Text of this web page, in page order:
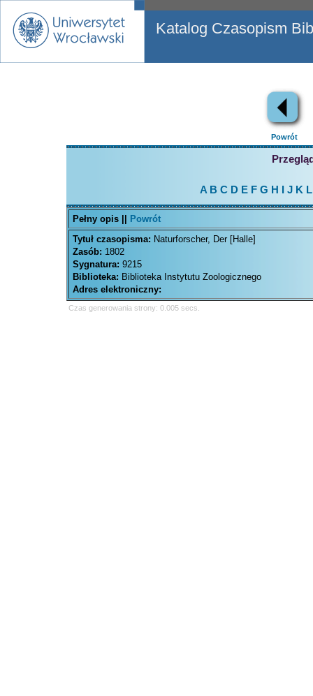
Katalog Czasopism
Powrót
A B C D EFG H J K L
Pełny opis ||
Powrót
Tytuł czasopisma: Naturforscher, Der [Halle]
Zasób: 1802
Sygnatura: 9215
Biblioteka: Biblioteka Instytutu Zoologicznego
Adres elektroniczny:
Czas generowania strony: 0.005 secs.